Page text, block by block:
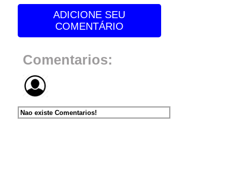
ADICIONE SEU
COMENTÁRIO
Comentarios:
Nao existe Comentarios!